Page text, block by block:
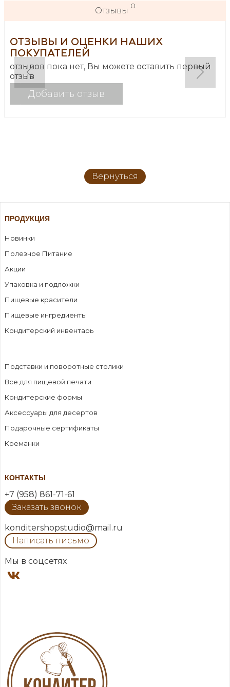
Отзывы 0
ОТЗЫВЫ И ОЦЕНКИ НАШИХ
ПОКУПАТЕЛЕЙ
отзывов пока нет, Вы можете оставить первый
отзыв
Добавить отзыв
Вернуться
ПРОДУКЦИЯ
Новинки
Полезное Питание
Акции
Упаковка и подложки
Пищевые красители
Пищевые ингредиенты
Кондитерский инвентарь
Подставки и поворотные столики
Все для пищевой печати
Кондитерские формы
Аксессуары для десертов
Подарочные сертификаты
Креманки
КОНТАКТЫ
+7 (958) 861-71-61
Заказать звонок
konditershopstudio@mail.ru
Написать письмо
Мы в соцсетях